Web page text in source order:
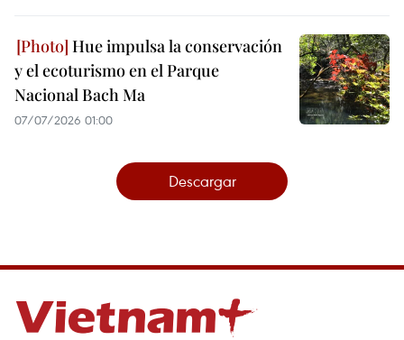
Hue impulsa la conservación
y el ecoturismo en el Parque
Nacional Bach Ma
07/07/2026 01:00
Descargar